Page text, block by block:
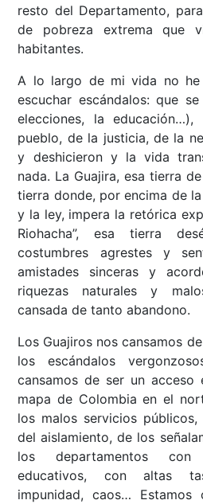
resto del Departamento,
de pobreza extrema que
habitantes.
A lo largo de mi vida no
escuchar escándalos: que
elecciones, la
pueblo, de la justicia, de la
y deshicieron y la vida
nada. La Guajira, esa tierra
tierra donde, por encima de
y la ley, impera la retórica
Riohacha”, esa tierra
costumbres agrestes y
amistades sinceras y
riquezas naturales y
cansada de tanto abandono.
Los Guajiros nos cansamos
los escándalos
cansamos de ser un
mapa de Colombia en el
los malos servicios
del aislamiento, de los
los departamentos con
educativos, con altas
impunidad, caos…